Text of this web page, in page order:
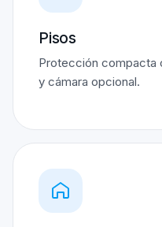
Pisos
Protección compacta
y cámara opcional.